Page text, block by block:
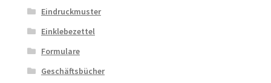
Eindruckmuster
Einklebezettel
Formulare
Geschäftsbücher